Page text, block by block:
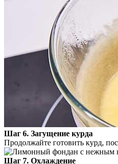
Шаг 6. Загущение курда
Продолжайте готовить курд,
Шаг 7. Охлаждение